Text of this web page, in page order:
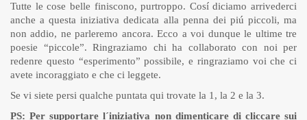
Tutte le cose belle finiscono, purtroppo. Cosí diciamo arrivederci
anche a questa iniziativa dedicata alla penna dei piú piccoli, ma
non addio, ne parleremo ancora. Ecco a voi dunque le ultime tre
poesie “piccole”. Ringraziamo chi ha collaborato con noi per
redenre questo “esperimento” possibile, e ringraziamo voi che ci
avete incoraggiato e che ci leggete.
Se vi siete persi qualche puntata qui trovate la 1 , la 2 e la 3.
PS: Per supportare l´iniziativa non dimenticare di cliccare sui